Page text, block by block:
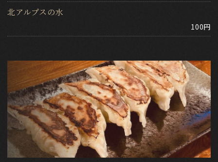
北アルプスの水
100円